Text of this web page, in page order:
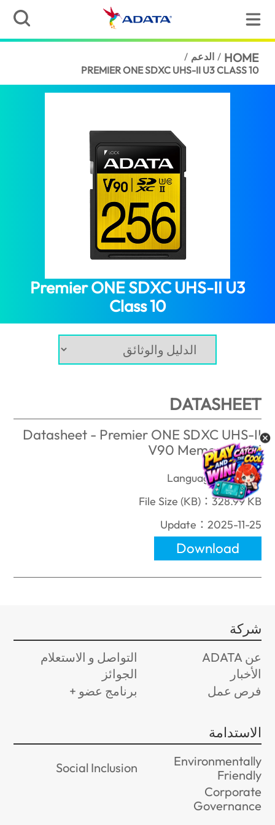
HOME
/ الدعم /
PREMIER ONE SDXC UHS-II U3 CLASS 10
Premier ONE SDXC UHS-II U3
Class 10
DATASHEET
Datasheet - Premier ONE SDXC UHS-II
V90 Memory Card
Language：English
File Size (KB)：328.99 KB
Update：2025-11-25
Download
شركة
عن ADATA
التواصل و الاستعلام
الأخبار
الجوائز
فرص عمل
برنامج عضو +
الاستدامة
Environmentally
Friendly
Social Inclusion
Corporate
Governance